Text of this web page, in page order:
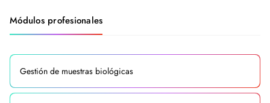
Módulos profesionales
Gestión de muestras biológicas